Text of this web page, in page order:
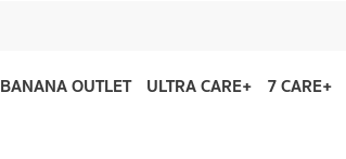
BANANA OUTLET ULTRA CARE+ 7 CARE+